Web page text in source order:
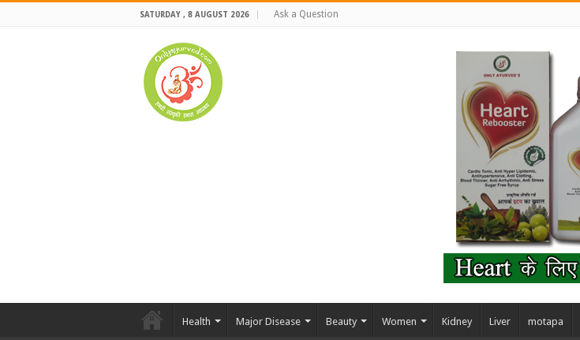
SATURDAY , 8 AUGUST 2026 Ask a Question
Health Major Disease Beauty Women Kidney Liver motapa